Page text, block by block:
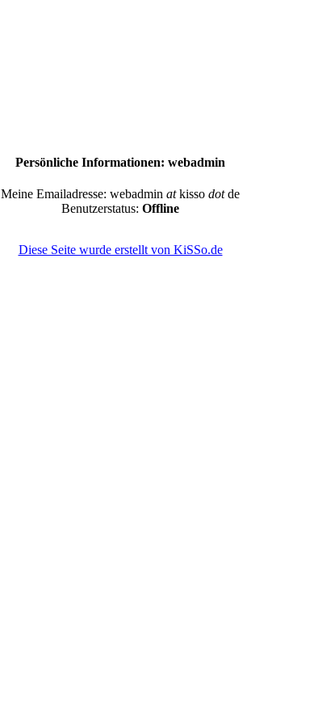
Persönliche Informationen: webadmin
Meine Emailadresse: webadmin atkissodotde
Benutzerstatus: Offline
Diese Seite wurde erstellt von KiSSo.de